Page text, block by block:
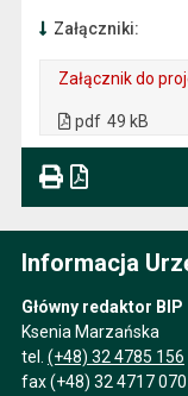
Załączniki:
Załącznik do
pdf 49 kB
Informacja
Główny redaktor BIP
Ksenia Marzańska
tel. (+48) 32 4785 156
fax (+48) 32 4717 070